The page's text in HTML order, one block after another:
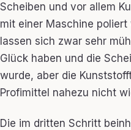
Scheiben und vor allem
mit einer Maschine poliert
lassen sich zwar sehr
Glück haben und die
wurde, aber die
Profimittel nahezu nicht
Die im dritten Schritt